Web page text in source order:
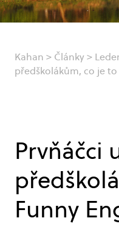
Kahan > Články>
předškolákům, co je
Prvňáčci
Funny